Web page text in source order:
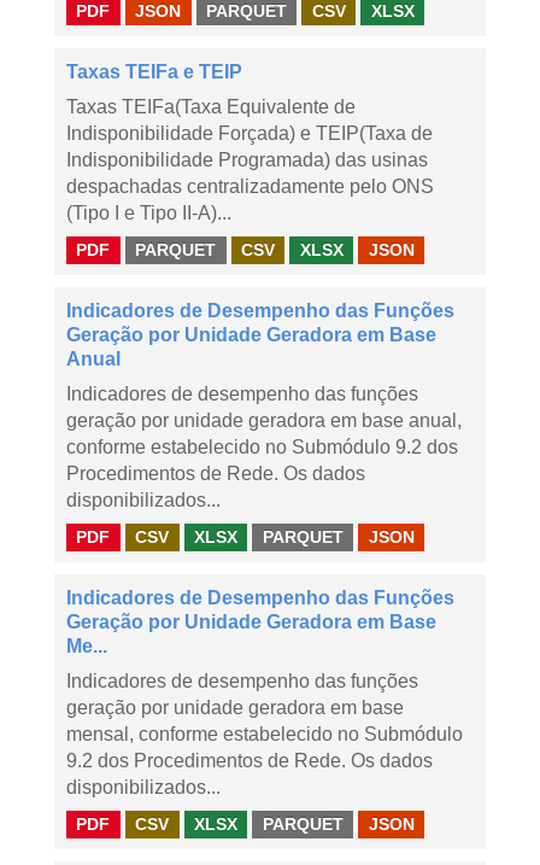
PDF JSON PARQUET CSV XLSX
Taxas TEIFa e TEIP
Taxas TEIFa(Taxa Equivalente de
Indisponibilidade Forçada) e TEIP(Taxa de
Indisponibilidade Programada) das usinas
despachadas centralizadamente pelo ONS
(Tipo I e Tipo II-A)...
PDF PARQUET CSV XLSX JSON
Indicadores de Desempenho das Funções
Geração por Unidade Geradora em Base
Anual
Indicadores de desempenho das funções
geração por unidade geradora em base anual,
conforme estabelecido no Submódulo 9.2 dos
Procedimentos de Rede. Os dados
disponibilizados...
PDF CSV XLSX PARQUET JSON
Indicadores de Desempenho das Funções
Geração por Unidade Geradora em Base
Me...
Indicadores de desempenho das funções
geração por unidade geradora em base
mensal, conforme estabelecido no Submódulo
9.2 dos Procedimentos de Rede. Os dados
disponibilizados...
PDF CSV XLSX PARQUET JSON